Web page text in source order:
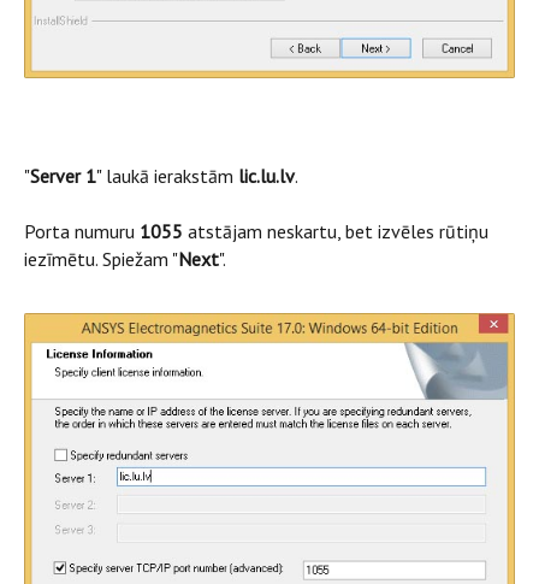
"Server 1" laukā ierakstām lic.lu.lv.
Porta numuru 1055 atstājam neskartu, bet izvēles rūtiņu
iezīmētu. Spiežam "Next".